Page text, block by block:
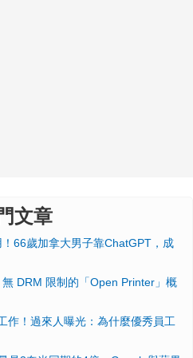
文章
66歲加拿大男子靠ChatGPT，成
DRM 限制的「Open Printer」概
作！過來人曝光：為什麼優秀員工